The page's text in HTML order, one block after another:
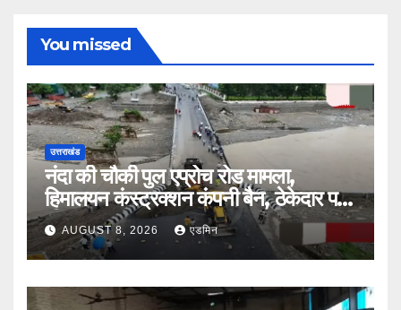
You missed
उत्तराखंड
नंदा की चौकी पुल एप्रोच रोड मामला,
हिमालयन कंस्ट्रक्शन कंपनी बैन, ठेकेदार पर
भी एक्शन
AUGUST 8, 2026 एडमिन